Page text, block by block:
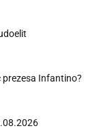
prezesa Infantino?